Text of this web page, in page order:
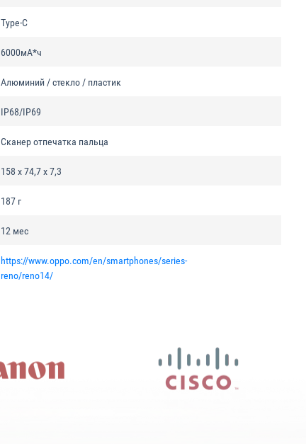
Type-C
6000мА*ч
Алюминий / стекло / пластик
IP68/IP69
Сканер отпечатка пальца
158 x 74,7 x 7,3
187 г
12 мес
https://www.oppo.com/en/smartphones/series-
reno/reno14/